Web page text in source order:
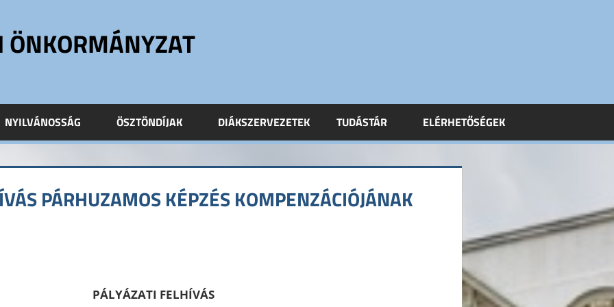
ÖNKORMÁNYZAT
NYILVÁNOSSÁG ÖSZTÖNDÍJAK DIÁKSZERVEZETEK TUDÁSTÁR ELÉRHETŐSÉGEK
PÁRHUZAMOS KÉPZÉS KOMPENZÁCIÓJÁNAK
PÁLYÁZATI FELHÍVÁS